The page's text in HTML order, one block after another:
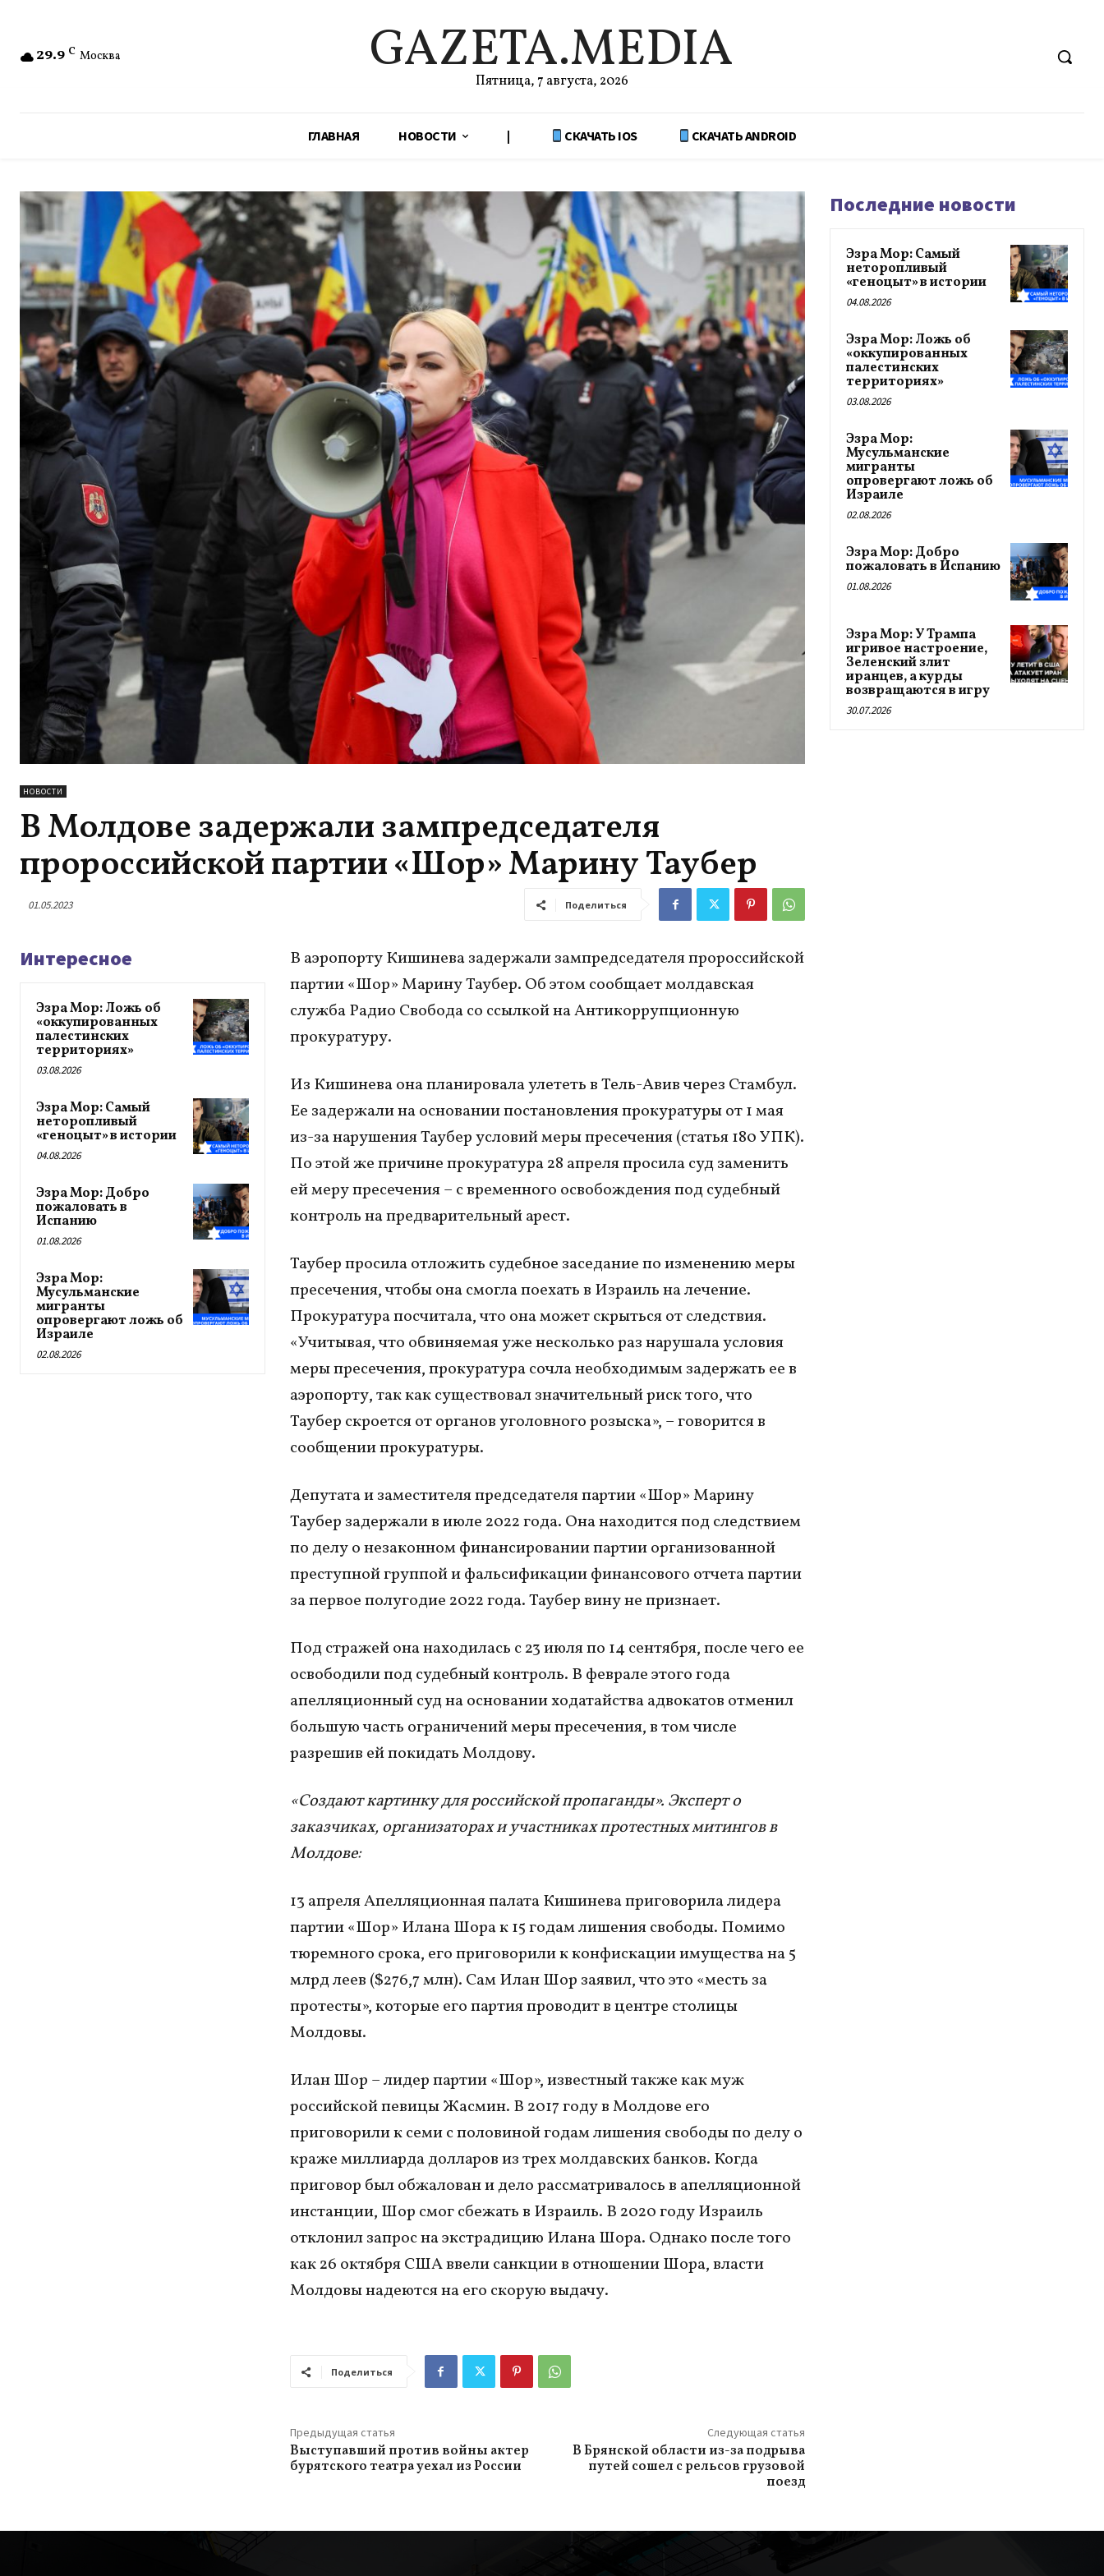
29.9 C Москва GAZETA.MEDIA
Пятница, 7 августа, 2026
ГЛАВНАЯ НОВОСТИ | СКАЧАТЬ IOS СКАЧАТЬ ANDROID
НОВОСТИ
В Молдове задержали зампредседателя
пророссийской партии «Шор» Марину Таубер
01.05.2023 Поделиться
Интересное
Эзра Мор: Ложь об
«оккупированных
палестинских
территориях»
03.08.2026
Эзра Мор: Самый
неторопливый
«геноцыт» в истории
04.08.2026
Эзра Мор: Добро
пожаловать в
Испанию
01.08.2026
Эзра Мор:
Мусульманские
мигранты
опровергают ложь об
Израиле
02.08.2026
В аэропорту Кишинева задержали зампредседателя пророссийской
партии «Шор» Марину Таубер. Об этом сообщает молдавская
служба Радио Свобода со ссылкой на Антикоррупционную
прокуратуру.
Из Кишинева она планировала улететь в Тель-Авив через Стамбул.
Ее задержали на основании постановления прокуратуры от 1 мая
из-за нарушения Таубер условий меры пресечения (статья 180 УПК).
По этой же причине прокуратура 28 апреля просила суд заменить
ей меру пресечения – с временного освобождения под судебный
контроль на предварительный арест.
Таубер просила отложить судебное заседание по изменению меры
пресечения, чтобы она смогла поехать в Израиль на лечение.
Прокуратура посчитала, что она может скрыться от следствия.
«Учитывая, что обвиняемая уже несколько раз нарушала условия
меры пресечения, прокуратура сочла необходимым задержать ее в
аэропорту, так как существовал значительный риск того, что
Таубер скроется от органов уголовного розыска», – говорится в
сообщении прокуратуры.
Депутата и заместителя председателя партии «Шор» Марину
Таубер задержали в июле 2022 года. Она находится под следствием
по делу о незаконном финансировании партии организованной
преступной группой и фальсификации финансового отчета партии
за первое полугодие 2022 года. Таубер вину не признает.
Под стражей она находилась с 23 июля по 14 сентября, после чего ее
освободили под судебный контроль. В феврале этого года
апелляционный суд на основании ходатайства адвокатов отменил
большую часть ограничений меры пресечения, в том числе
разрешив ей покидать Молдову.
«Создают картинку для российской пропаганды». Эксперт о
заказчиках, организаторах и участниках протестных митингов в
Молдове:
13 апреля Апелляционная палата Кишинева приговорила лидера
партии «Шор» Илана Шора к 15 годам лишения свободы. Помимо
тюремного срока, его приговорили к конфискации имущества на 5
млрд леев ($276,7 млн). Сам Илан Шор заявил, что это «месть за
протесты», которые его партия проводит в центре столицы
Молдовы.
Илан Шор – лидер партии «Шор», известный также как муж
российской певицы Жасмин. В 2017 году в Молдове его
приговорили к семи с половиной годам лишения свободы по делу о
краже миллиарда долларов из трех молдавских банков. Когда
приговор был обжалован и дело рассматривалось в апелляционной
инстанции, Шор смог сбежать в Израиль. В 2020 году Израиль
отклонил запрос на экстрадицию Илана Шора. Однако после того
как 26 октября США ввели санкции в отношении Шора, власти
Молдовы надеются на его скорую выдачу.
Поделиться
Предыдущая статья
Выступавший против войны актер
бурятского театра уехал из России
Следующая статья
В Брянской области из-за подрыва
путей сошел с рельсов грузовой
поезд
Последние новости
Эзра Мор: Самый
неторопливый
«геноцыт» в истории
04.08.2026
Эзра Мор: Ложь об
«оккупированных
палестинских
территориях»
03.08.2026
Эзра Мор:
Мусульманские
мигранты
опровергают ложь об
Израиле
02.08.2026
Эзра Мор: Добро
пожаловать в Испанию
01.08.2026
Эзра Мор: У Трампа
игривое настроение,
Зеленский злит
иранцев, а курды
возвращаются в игру
30.07.2026